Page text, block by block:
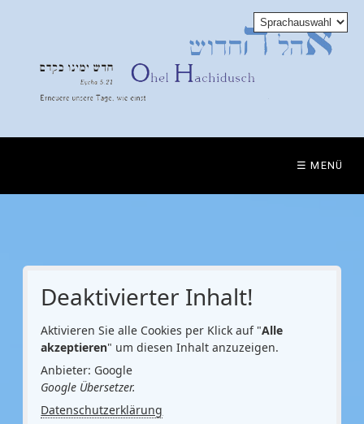
☰ MENÜ
Deaktivierter Inhalt!
Aktivieren Sie alle Cookies per Klick auf "Alle
akzeptieren" um diesen Inhalt anzuzeigen.
Anbieter: Google
Google Übersetzer.
Datenschutzerklärung